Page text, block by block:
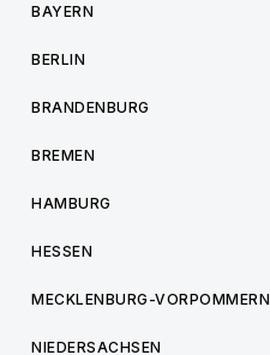
BAYERN
BERLIN
BRANDENBURG
BREMEN
HAMBURG
HESSEN
MECKLENBURG-VORPOMMERN
NIEDERSACHSEN